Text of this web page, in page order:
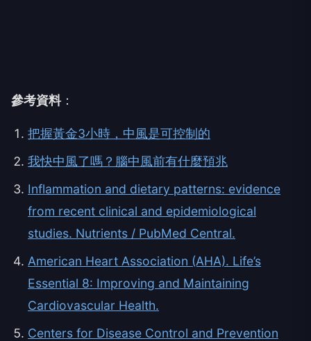
參考資料：
把握黃金3小時，中風是可控制的
我快中風了嗎？腦中風前有什麼預兆
Inflammation and dietary patterns: evidence
from recent clinical and epidemiological
studies. Nutrients / PubMed Central.
American Heart Association (AHA). Life’s
Essential 8: Improving and Maintaining
Cardiovascular Health.
Centers for Disease Control and Prevention